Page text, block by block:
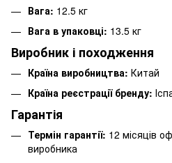
Вага: 12.5 кг
Вага в упаковці: 13.5 кг
Виробник і походження
Країна виробництва: Китай
Країна реєстрації бренду:
Гарантія
Термін гарантії: 12 місяців
виробника